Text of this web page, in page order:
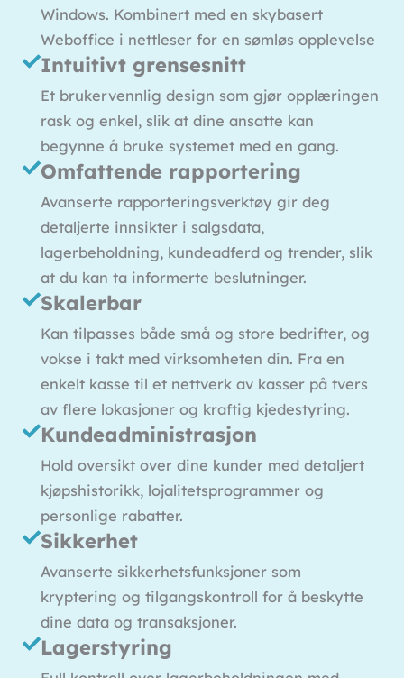
Windows. Kombinert med en skybasert
Weboffice i nettleser for en sømløs opplevelse
Intuitivt grensesnitt
Et brukervennlig design som gjør opplæringen
rask og enkel, slik at dine ansatte kan
begynne å bruke systemet med en gang.
Omfattende rapportering
Avanserte rapporteringsverktøy gir deg
detaljerte innsikter i salgsdata,
lagerbeholdning, kundeadferd og trender, slik
at du kan ta informerte beslutninger.
Skalerbar
Kan tilpasses både små og store bedrifter, og
vokse i takt med virksomheten din. Fra en
enkelt kasse til et nettverk av kasser på tvers
av flere lokasjoner og kraftig kjedestyring.
Kundeadministrasjon
Hold oversikt over dine kunder med detaljert
kjøpshistorikk, lojalitetsprogrammer og
personlige rabatter.
Sikkerhet
Avanserte sikkerhetsfunksjoner som
kryptering og tilgangskontroll for å beskytte
dine data og transaksjoner.
Lagerstyring